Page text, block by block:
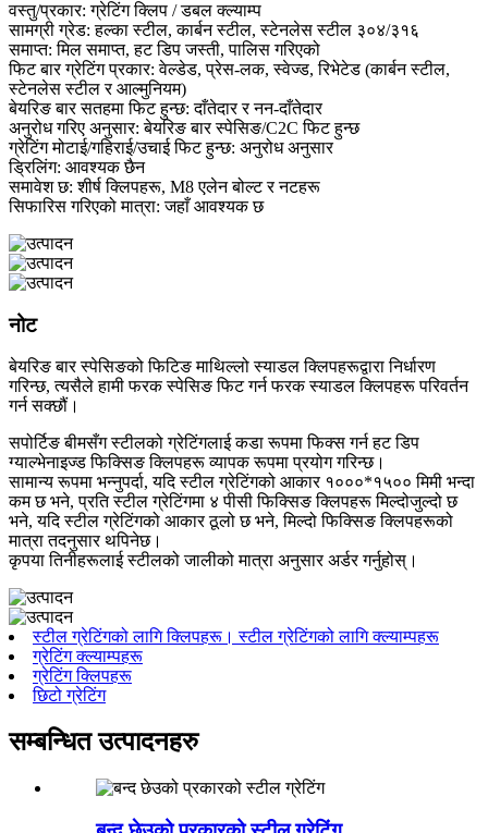
वस्तु/प्रकार: ग्रेटिंग क्लिप / डबल क्ल्याम्प
सामग्री ग्रेड: हल्का स्टील, कार्बन स्टील, स्टेनलेस स्टील ३०४/३१६
समाप्त: मिल समाप्त, हट डिप जस्ती, पालिस गरिएको
फिट बार ग्रेटिंग प्रकार: वेल्डेड, प्रेस-लक, स्वेज्ड, रिभेटेड (कार्बन स्टील,
स्टेनलेस स्टील र आल्मुनियम)
बेयरिङ बार सतहमा फिट हुन्छ: दाँतेदार र नन-दाँतेदार
अनुरोध गरिए अनुसार: बेयरिङ बार स्पेसिङ/C2C फिट हुन्छ
ग्रेटिंग मोटाई/गहिराई/उचाई फिट हुन्छ: अनुरोध अनुसार
ड्रिलिंग: आवश्यक छैन
समावेश छ: शीर्ष क्लिपहरू, M8 एलेन बोल्ट र नटहरू
सिफारिस गरिएको मात्रा: जहाँ आवश्यक छ
नोट
बेयरिङ बार स्पेसिङको फिटिङ माथिल्लो स्याडल क्लिपहरूद्वारा निर्धारण
गरिन्छ, त्यसैले हामी फरक स्पेसिङ फिट गर्न फरक स्याडल क्लिपहरू परिवर्तन
गर्न सक्छौं।
सपोर्टिङ बीमसँग स्टीलको ग्रेटिंगलाई कडा रूपमा फिक्स गर्न हट डिप
ग्याल्भेनाइज्ड फिक्सिङ क्लिपहरू व्यापक रूपमा प्रयोग गरिन्छ।
सामान्य रूपमा भन्नुपर्दा, यदि स्टील ग्रेटिंगको आकार १०००*१५०० मिमी भन्दा
कम छ भने, प्रति स्टील ग्रेटिंगमा ४ पीसी फिक्सिङ क्लिपहरू मिल्दोजुल्दो छ
भने, यदि स्टील ग्रेटिंगको आकार ठूलो छ भने, मिल्दो फिक्सिङ क्लिपहरूको
मात्रा तदनुसार थपिनेछ।
कृपया तिनीहरूलाई स्टीलको जालीको मात्रा अनुसार अर्डर गर्नुहोस्।
स्टील ग्रेटिंगको लागि क्लिपहरू। स्टील ग्रेटिंगको लागि क्ल्याम्पहरू
ग्रेटिंग क्ल्याम्पहरू
ग्रेटिंग क्लिपहरू
छिटो ग्रेटिंग
सम्बन्धित उत्पादनहरु